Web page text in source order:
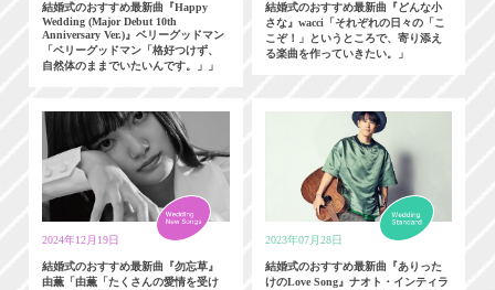
結婚式のおすすめ最新曲『Happy
Wedding (Major Debut 10th
Anniversary Ver.)』ベリーグッドマン
「ベリーグッドマン「格好つけず、
自然体のままでいたいんです。」」
結婚式のおすすめ最新曲『どんな小
さな』wacci「それぞれの日々の「こ
こぞ！」というところで、寄り添え
る楽曲を作っていきたい。」
2024年12月19日
結婚式のおすすめ最新曲『勿忘草』
由薫「由薫「たくさんの愛情を受け
2023年07月28日
結婚式のおすすめ最新曲『ありった
けのLove Song』ナオト・インティラ